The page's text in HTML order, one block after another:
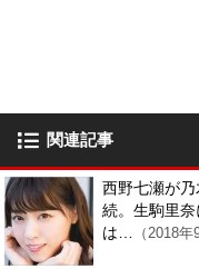
関連記事
西野七瀬が
続。生駒里
は…
（2018年